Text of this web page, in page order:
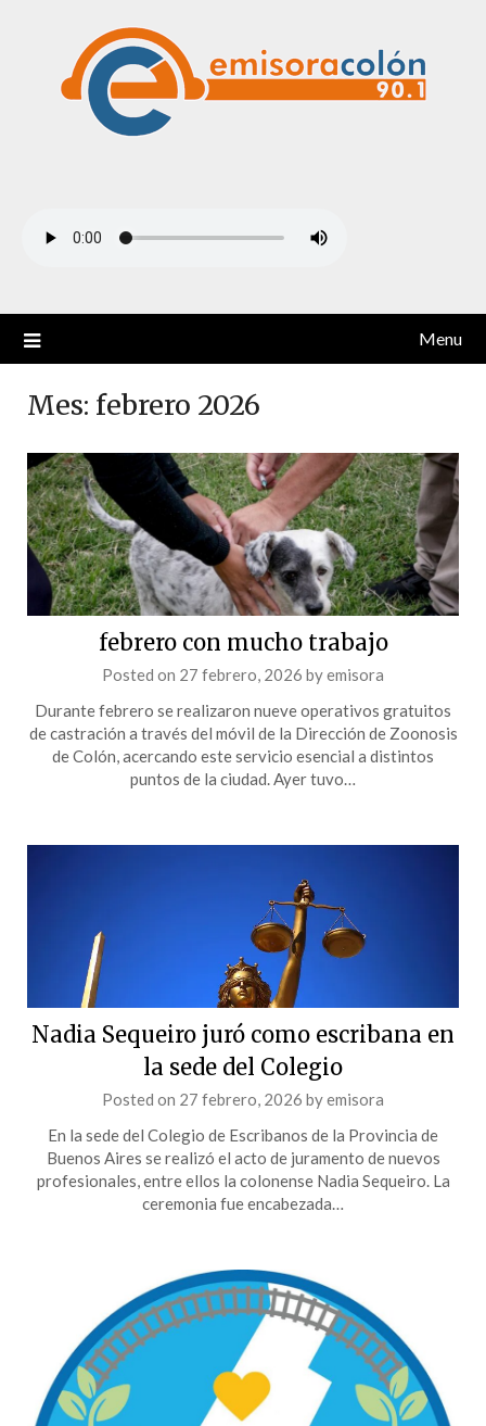
Menu
Mes: febrero 2026
febrero con mucho trabajo
Posted on 27 febrero, 2026 byemisora
Durante febrero se realizaron nueve operativos gratuitos
de castración a través del móvil de la Dirección de Zoonosis
de Colón, acercando este servicio esencial a distintos
puntos de la ciudad. Ayer tuvo…
Nadia Sequeiro juró como escribana en
la sede del Colegio
Posted on 27 febrero, 2026 byemisora
En la sede del Colegio de Escribanos de la Provincia de
Buenos Aires se realizó el acto de juramento de nuevos
profesionales, entre ellos la colonense Nadia Sequeiro. La
ceremonia fue encabezada…